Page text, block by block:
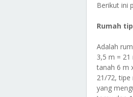
Berikut ini
Rumah
Adalah
3,5 m =
tanah 6 m
21/72, tipe
yang